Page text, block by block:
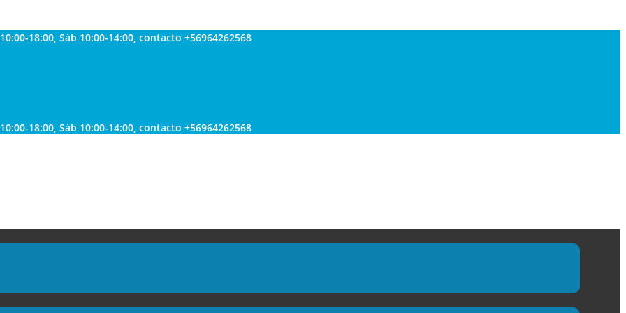
18:00, Sáb 10:00-14:00, contacto +56964262568
18:00, Sáb 10:00-14:00, contacto +56964262568